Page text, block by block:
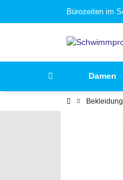
Bürozeiten im
Damen
Bekleidung